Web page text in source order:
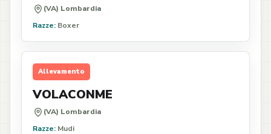
(VA) Lombardia
Razze: Boxer
Allevamento
VOLACONME
(VA) Lombardia
Razze: Mudi